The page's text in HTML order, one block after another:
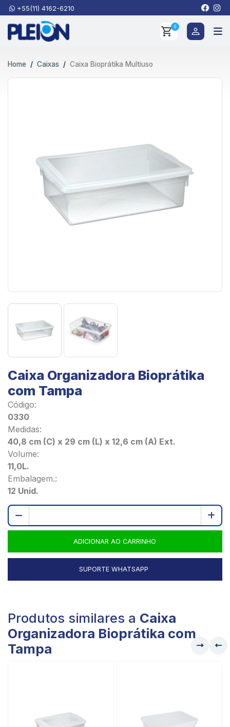
+55(11) 4162-6210
0
Home Caixas Caixa Bioprátika Multiuso
Caixa Organizadora Bioprátika
com Tampa
Código:
0330
Medidas:
40,8 cm (C) x 29 cm (L) x 12,6 cm (A) Ext.
Volume:
11,0L.
Embalagem.:
12 Unid.
ADICIONAR AO CARRINHO
SUPORTE WHATSAPP
Produtos similares a Caixa
Organizadora Bioprátika com
Tampa